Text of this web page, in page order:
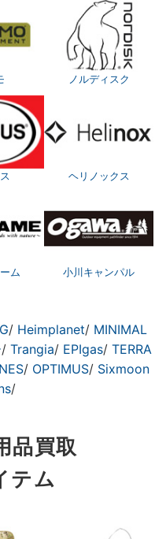
ノルディスク
ヘリノックス
ム 小川キャンパル
/ Heimplanet/ MINIMAL
/ Trangia/ EPIgas/ TERRA
/ OPTIMUS/ Sixmoon
/
品買取
テム